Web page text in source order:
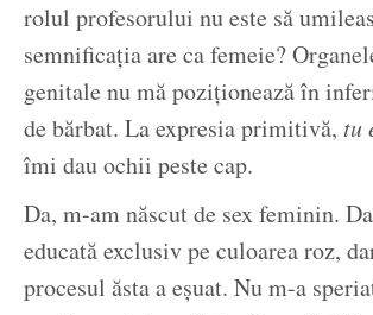
rolul profesorului nu este să
semnificația are ca femeie?
genitale nu mă poziționează în
de bărbat. La expresia primitivă, tu
îmi dau ochii peste cap.
Da, m-am născut de sex feminin.
educată exclusiv pe culoarea roz,
procesul ăsta a eșuat. Nu m-a